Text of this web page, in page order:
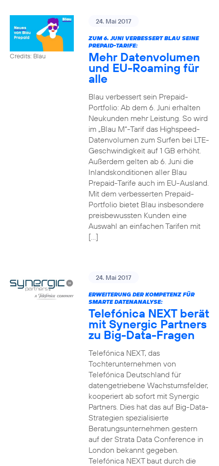
Credits: Blau
24. Mai 2017
ZUM 6. JUNI VERBESSERT BLAU SEINE
PREPAID-TARIFE:
Mehr Datenvolumen
und EU-Roaming für
alle
Blau verbessert sein Prepaid-
Portfolio: Ab dem 6. Juni erhalten
Neukunden mehr Leistung. So wird
im „Blau M“-Tarif das Highspeed-
Datenvolumen zum Surfen bei LTE-
Geschwindigkeit auf 1 GB erhöht.
Außerdem gelten ab 6. Juni die
Inlandskonditionen aller Blau
Prepaid-Tarife auch im EU-Ausland.
Mit dem verbesserten Prepaid-
Portfolio bietet Blau insbesondere
preisbewussten Kunden eine
Auswahl an einfachen Tarifen mit
[…]
24. Mai 2017
ERWEITERUNG DER KOMPETENZ FÜR
SMARTE DATENANALYSE:
Telefónica NEXT berät
mit Synergic Partners
zu Big-Data-Fragen
Telefónica NEXT, das
Tochterunternehmen von
Telefónica Deutschland für
datengetriebene Wachstumsfelder,
kooperiert ab sofort mit Synergic
Partners. Dies hat das auf Big-Data-
Strategien spezialisierte
Beratungsunternehmen gestern
auf der Strata Data Conference in
London bekannt gegeben.
Telefónica NEXT baut durch die